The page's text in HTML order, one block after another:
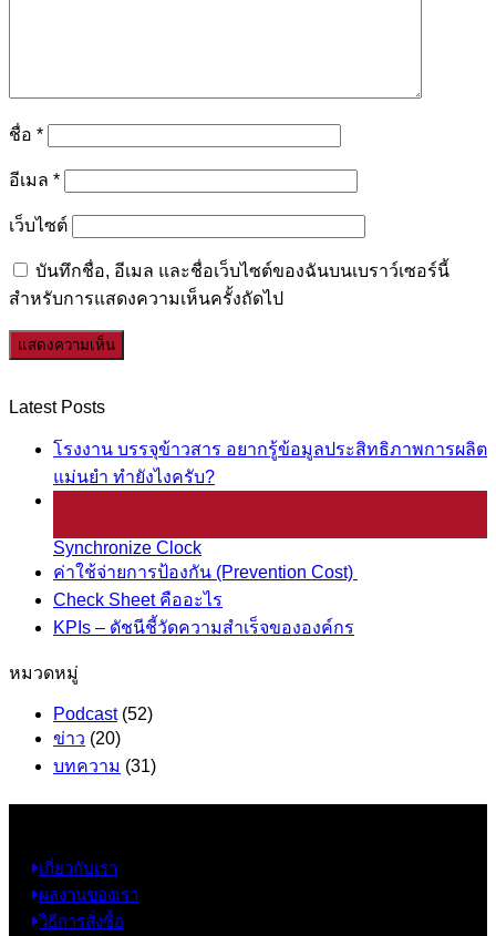
ชื่อ *
อีเมล *
เว็บไซต์
บันทึกชื่อ, อีเมล และชื่อเว็บไซต์ของฉันบนเบราว์เซอร์นี้
สำหรับการแสดงความเห็นครั้งถัดไป
Latest Posts
โรงงาน บรรจุข้าวสาร อยากรู้ข้อมูลประสิทธิภาพการผลิต
แม่นยำ ทำยังไงครับ?
Synchronize Clock
ค่าใช้จ่ายการป้องกัน (Prevention Cost)
Check Sheet คืออะไร
KPIs – ดัชนีชี้วัดความสำเร็จขององค์กร
หมวดหมู่
Podcast(52)
ข่าว (20)
บทความ (31)
เกี่ยวกับเรา
ผลงานของเรา
วิธีการสั่งซื้อ